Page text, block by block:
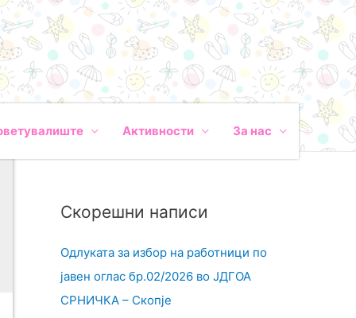
Активности За нас
Скорешни написи
Одлуката за избор на работници по
јавен оглас бр.02/2026 во ЈДГОА
СРНИЧКА – Скопје